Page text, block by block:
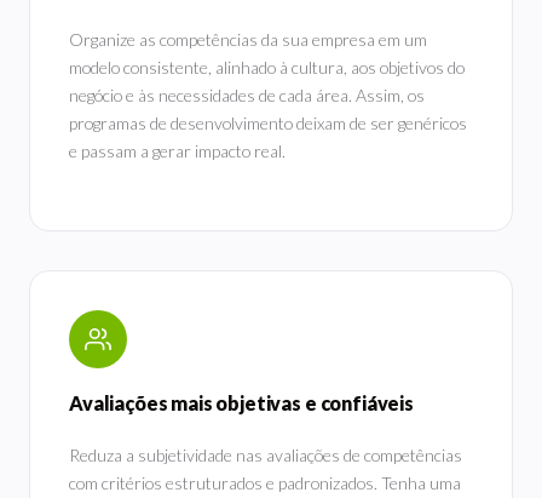
Organize as competências da sua empresa em um
modelo consistente, alinhado à cultura, aos objetivos do
negócio e às necessidades de cada área. Assim, os
programas de desenvolvimento deixam de ser genéricos
e passam a gerar impacto real.
Avaliações mais objetivas e confiáveis
Reduza a subjetividade nas avaliações de competências
com critérios estruturados e padronizados. Tenha uma